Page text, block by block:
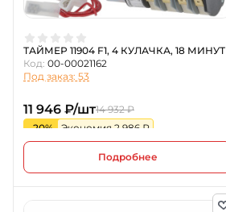
ТАЙМЕР 11904 F1, 4 КУЛАЧКА, 18 МИНУТ
Код: 00-00021162
Под заказ: 53
11 946 ₽/шт14 932 ₽
-20%
Экономия 2 986 ₽
Подробнее